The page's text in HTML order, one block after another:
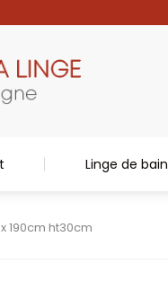
Linge de bain
190cm ht30cm